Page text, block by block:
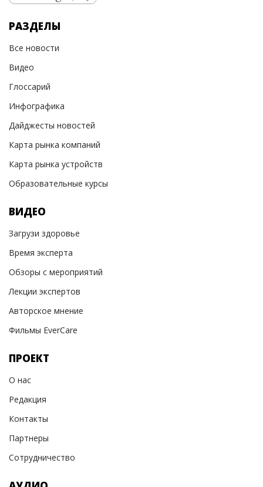
РАЗДЕЛЫ
Все новости
Видео
Глоссарий
Инфографика
Дайджесты новостей
Карта рынка компаний
Карта рынка устройств
Образовательные курсы
ВИДЕО
Загрузи здоровье
Время эксперта
Обзоры с мероприятий
Лекции экспертов
Авторское мнение
Фильмы EverCare
ПРОЕКТ
О нас
Редакция
Контакты
Партнеры
Сотрудничество